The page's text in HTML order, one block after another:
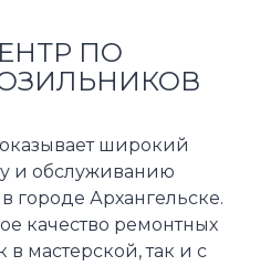
ПО
широкий
и обслуживанию
городе Архангельске.
качество ремонтных
мастерской, так и с